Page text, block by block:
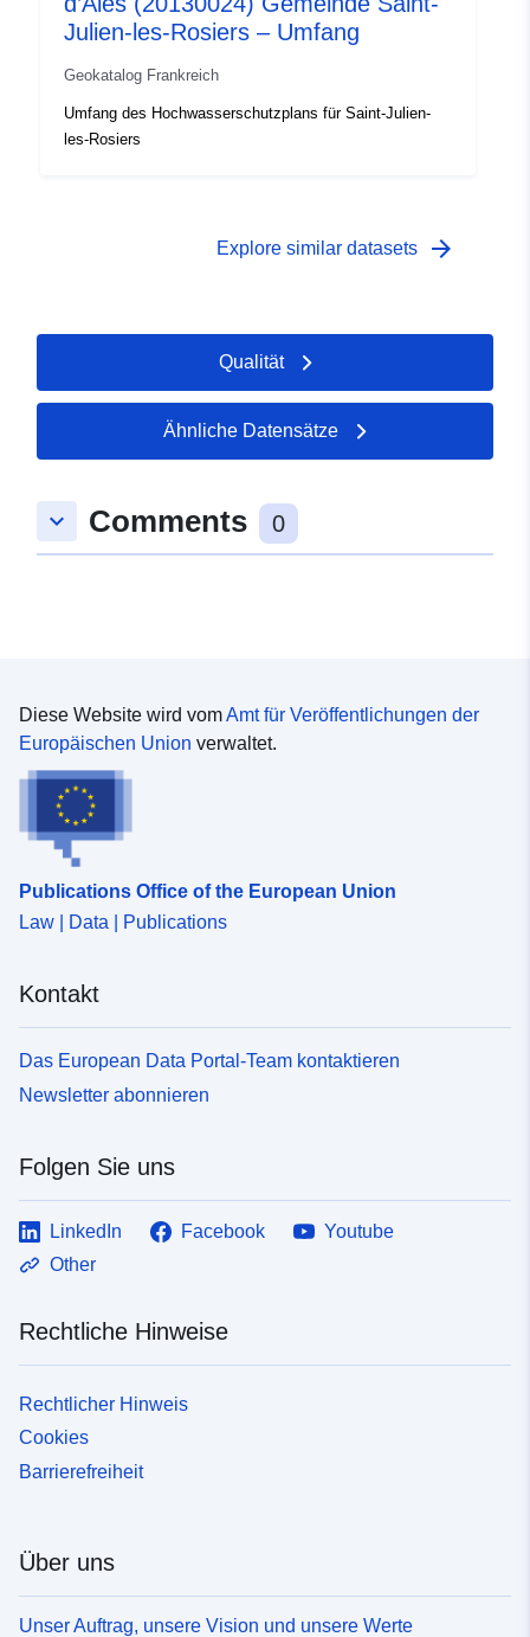
Julien-les-Rosiers – Umfang
Geokatalog Frankreich
Umfang des Hochwasserschutzplans für Saint-Julien-
les-Rosiers
Explore similar datasets arrow_forward
Qualität
Ähnliche Datensätze
keyboard_arrow_down Comments 0
Diese Website wird vomAmt für Veröffentlichungen der
Europäischen Union verwaltet.
Publications Office of the European Union
Law | Data | Publications
Kontakt
Das European Data Portal-Team kontaktieren
Newsletter abonnieren
Folgen Sie uns
LinkedIn Facebook
Youtube
Other
Rechtliche Hinweise
Rechtlicher Hinweis
Cookies
Barrierefreiheit
Über uns
Unser Auftrag, unsere Vision und unsere Werte